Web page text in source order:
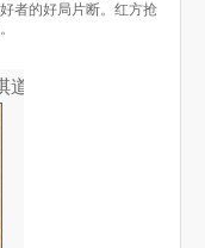
者的好局片断。红方抢
道